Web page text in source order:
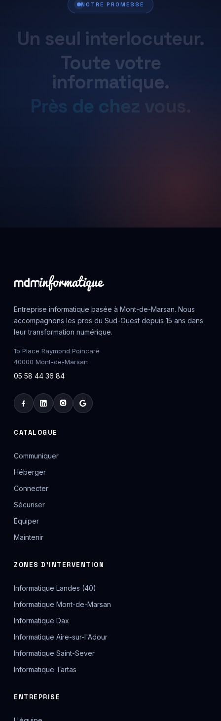
NOTRE PROMESSE
Un seul interlocuteur.
Toute votre
informatique.
Près de chez
Entreprise informatique basée à Mont-de-Marsan. Nous
accompagnons les pros du Sud-Ouest depuis 15 ans dans
leur transformation numérique.
1b Place Raymond Poincaré
40000 Mont-de-Marsan
05 58 44 36 84
CATALOGUE
Communiquer
Héberger
Connecter
Sécuriser
Équiper
Maintenir
ZONES D'INTERVENTION
Informatique Landes (40)
Informatique Mont-de-Marsan
Informatique Dax
Informatique Aire-sur-l'Adour
Informatique Saint-Sever
Informatique Tartas
ENTREPRISE